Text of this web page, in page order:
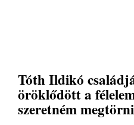
Tóth Ildikó
öröklődött a
szeretném